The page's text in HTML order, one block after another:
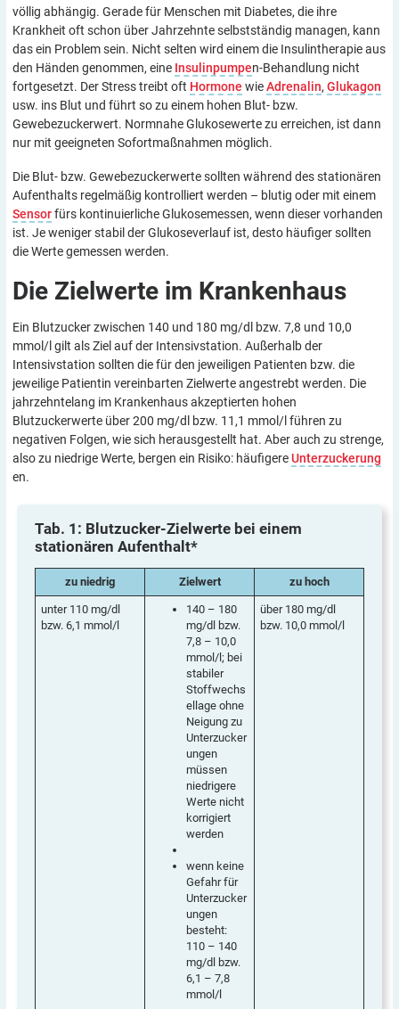
völlig abhängig. Gerade für Menschen mit Diabetes, die ihre
Krankheit oft schon über Jahrzehnte selbstständig managen, kann
das ein Problem sein. Nicht selten wird einem die Insulintherapie aus
den Händen genommen, eine Insulinpumpen-Behandlung nicht
fortgesetzt. Der Stress treibt oft Hormone wieAdrenalin, Glukagon
usw. ins Blut und führt so zu einem hohen Blut- bzw.
Gewebezuckerwert. Normnahe Glukosewerte zu erreichen, ist dann
nur mit geeigneten Sofortmaßnahmen möglich.
Die Blut- bzw. Gewebezuckerwerte sollten während des stationären
Aufenthalts regelmäßig kontrolliert werden – blutig oder mit einem
Sensorfürs kontinuierliche Glukosemessen, wenn dieser vorhanden
ist. Je weniger stabil der Glukoseverlauf ist, desto häufiger sollten
die Werte gemessen werden.
Die Zielwerte im Krankenhaus
Ein Blutzucker zwischen 140 und 180 mg/dl bzw. 7,8 und 10,0
mmol/l gilt als Ziel auf der Intensivstation. Außerhalb der
Intensivstation sollten die für den jeweiligen Patienten bzw. die
jeweilige Patientin vereinbarten Zielwerte angestrebt werden. Die
jahrzehntelang im Krankenhaus akzeptierten hohen
Blutzuckerwerte über 200 mg/dl bzw. 11,1 mmol/l führen zu
negativen Folgen, wie sich herausgestellt hat. Aber auch zu strenge,
also zu niedrige Werte, bergen ein Risiko: häufigereUnterzuckerung
en.
Tab. 1: Blutzucker-Zielwerte bei einem
stationären Aufenthalt*
zu niedrig Zielwert zu hoch
unter 110 mg/dl
bzw. 6,1 mmol/l
140 – 180
mg/dl bzw.
7,8 – 10,0
mmol/l; bei
stabiler
Stoffwechs
ellage ohne
Neigung zu
Unterzucker
ungen
müssen
niedrigere
Werte nicht
korrigiert
werden
wenn keine
Gefahr für
Unterzucker
ungen
besteht:
110 – 140
mg/dl bzw.
6,1 – 7,8
mmol/l
über 180 mg/dl
bzw. 10,0 mmol/l